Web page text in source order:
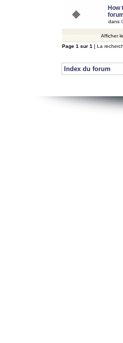
How
dans
Afficher
Page 1 sur 1 [ La
Index du forum